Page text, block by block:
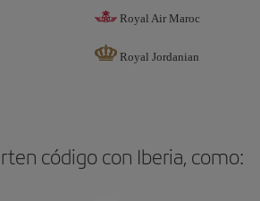
Royal Air Maroc
Royal Jordanian
código con Iberia, como: